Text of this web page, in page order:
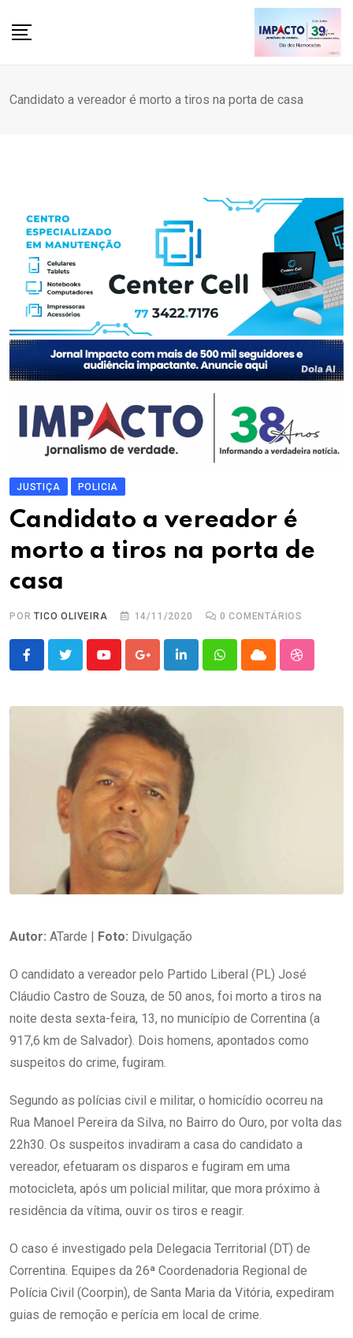
Candidato a vereador é morto a tiros na porta de casa
JUSTIÇA POLICIA
Candidato a vereador é
morto a tiros na porta de
casa
PORTICO OLIVEIRA 14/11/2020 0 COMENTÁRIOS
YoutubeGoogle+LinkedInWhatsappCloud
Autor: ATarde | Foto: Divulgação
O candidato a vereador pelo Partido Liberal (PL) José
Cláudio Castro de Souza, de 50 anos, foi morto a tiros na
noite desta sexta-feira, 13, no município de Correntina (a
917,6 km de Salvador). Dois homens, apontados como
suspeitos do crime, fugiram.
Segundo as polícias civil e militar, o homicídio ocorreu na
Rua Manoel Pereira da Silva, no Bairro do Ouro, por volta das
22h30. Os suspeitos invadiram a casa do candidato a
vereador, efetuaram os disparos e fugiram em uma
motocicleta, após um policial militar, que mora próximo à
residência da vítima, ouvir os tiros e reagir.
O caso é investigado pela Delegacia Territorial (DT) de
Correntina. Equipes da 26ª Coordenadoria Regional de
Polícia Civil (Coorpin), de Santa Maria da Vitória, expediram
guias de remoção e perícia em local de crime.